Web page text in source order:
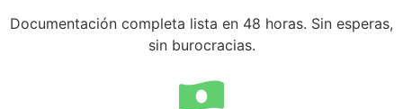
Documentación completa lista en 48 horas. Sin esperas,
sin burocracias.